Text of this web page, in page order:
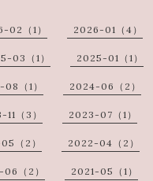
02（1） 2026-01（4）
03（1） 2025-01（1）
（1） 2024-06（2）
（3） 2023-07（1）
（2） 2022-04（2）
（2） 2021-05（1）